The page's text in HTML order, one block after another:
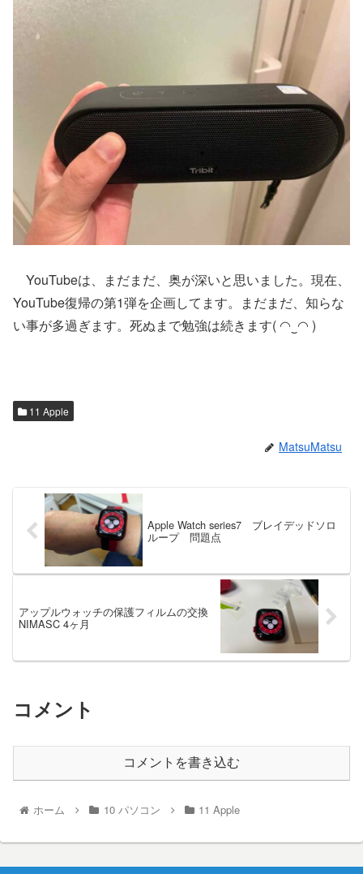
YouTubeは、まだまだ、奥が深いと思いました。現在、
YouTube復帰の第1弾を企画してます。まだまだ、知らな
い事が多過ぎます。死ぬまで勉強は続きます( ◠‿◠ )
11 Apple
MatsuMatsu
Apple Watch series7 ブレイデッドソロ
ループ 問題点
アップルウォッチの保護フィルムの交換
NIMASC 4ヶ月
コメント
コメントを書き込む
ホーム 10 パソコン 11 Apple